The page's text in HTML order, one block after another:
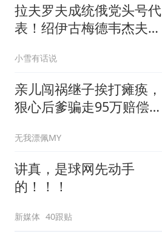
拉夫罗夫成统俄党头号代
表！绍伊古梅德韦杰夫双
懂了吗
小雪有话说
亲儿闯祸继子挨打瘫痪，
狠心后爹骗走95万赔偿金
无我漂佩MY
讲真，是球网先动手
的！！！
新媒体 40跟贴